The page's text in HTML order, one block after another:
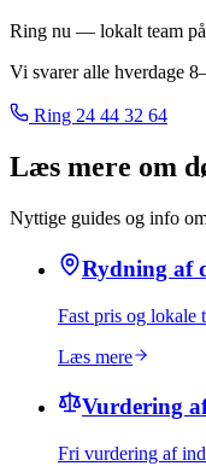
Ring nu — lokalt team
Vi svarer alle hverdage
Ring 24 44 32 64
Læs mere om
Nyttige guides og info
Rydning af
Fast pris og lokale
Læs mere
Vurdering
Fri vurdering af